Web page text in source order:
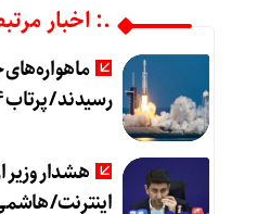
.: اخبار
ماهواره‌های
رسیدند / پرتاب ۲۴ ماهواره با یک موشک
هشدار وزیر
اینترنت/